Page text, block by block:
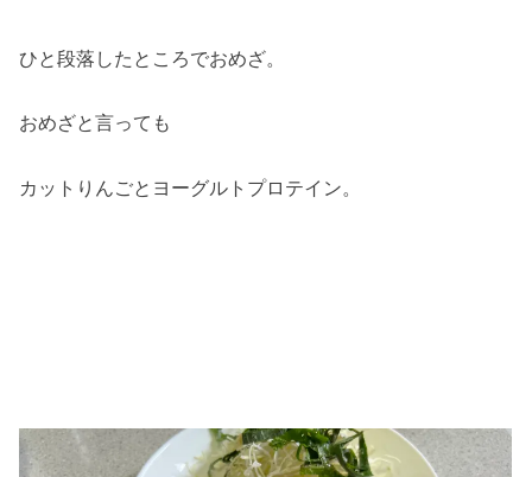
ひと段落したところでおめざ。
おめざと言っても
カットりんごとヨーグルトプロテイン。